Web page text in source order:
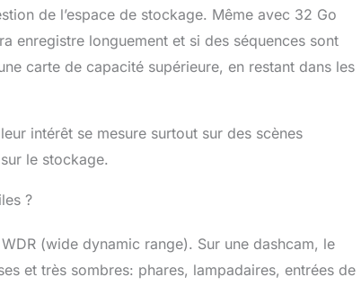
de l’espace de stockage. Même avec 32 Go
enregistre longuement et si des séquences sont
carte de capacité supérieure, en restant dans les
intérêt se mesure surtout sur des scènes
le stockage.
?
(wide dynamic range). Sur une dashcam, le
et très sombres: phares, lampadaires, entrées de